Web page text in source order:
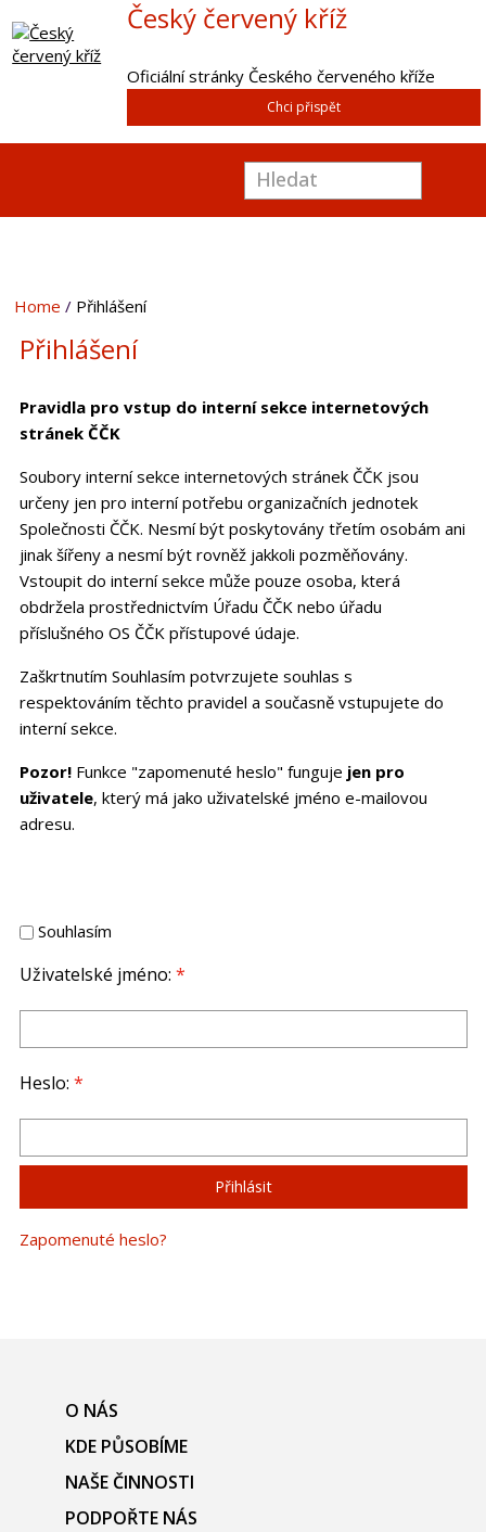
Český červený kříž
Oficiální stránky Českého červeného kříže
Chci přispět
Home Přihlášení
Přihlášení
Pravidla pro vstup do interní sekce internetových
stránek ČČK
Soubory interní sekce internetových stránek ČČK jsou
určeny jen pro interní potřebu organizačních jednotek
Společnosti ČČK. Nesmí být poskytovány třetím osobám ani
jinak šířeny a nesmí být rovněž jakkoli pozměňovány.
Vstoupit do interní sekce může pouze osoba, která
obdržela prostřednictvím Úřadu ČČK nebo úřadu
příslušného OS ČČK přístupové údaje.
Zaškrtnutím Souhlasím potvrzujete souhlas s
respektováním těchto pravidel a současně vstupujete do
interní sekce.
Pozor!Funkce "zapomenuté heslo" funguje jen pro
uživatele, který má jako uživatelské jméno e-mailovou
adresu.
Souhlasím
Uživatelské jméno: *
Heslo: *
Zapomenuté heslo?
O NÁS
KDE PŮSOBÍME
NAŠE ČINNOSTI
PODPOŘTE NÁS